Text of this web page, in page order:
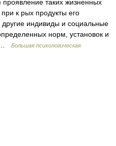
таких жизненных
к рых продукты его
индивиды и социальные
норм, установок и
…
Большая психологическая